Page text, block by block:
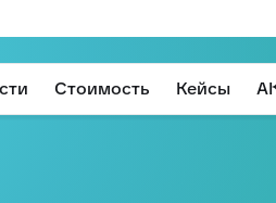
Стоимость Кейсы AI